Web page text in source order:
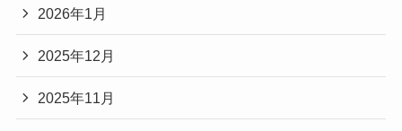
2026年1月
2025年12月
2025年11月